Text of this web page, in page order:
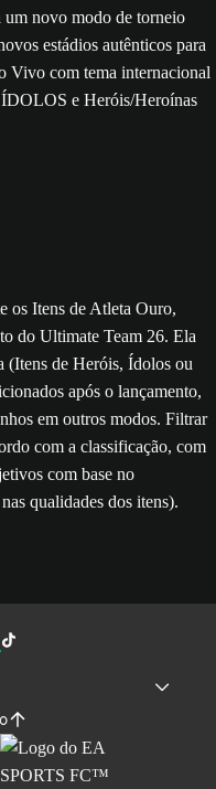
um novo modo de torneio
estádios autênticos para
Vivo com tema internacional
e Heróis/Heroínas
os Itens de Atleta Ouro,
do Ultimate Team 26. Ela
(Itens de Heróis, Ídolos ou
após o lançamento,
em outros modos. Filtrar
com a classificação, com
com base no
qualidades dos itens).